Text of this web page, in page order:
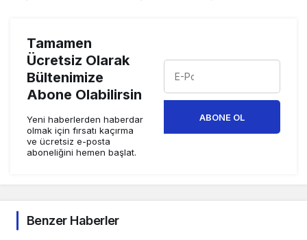
Tamamen
Ücretsiz Olarak
Bültenimize
Abone Olabilirsin
Yeni haberlerden haberdar
olmak için fırsatı kaçırma
ve ücretsiz e-posta
aboneliğini hemen başlat.
ABONE OL
Benzer Haberler